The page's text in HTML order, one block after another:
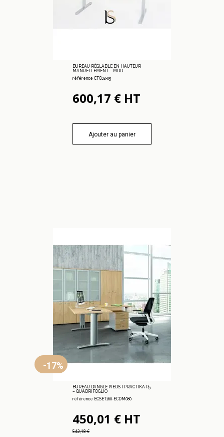
BUREAU RÉGLABLE EN HAUTEUR
MANUELLEMENT – MDD
référence CTC02-05
600,17 € HT
Ajouter au panier
-17%
BUREAU D’ANGLE PIEDS I PRACTIKA P5
– QUADRIFOGLIO
référence ECSET160-ECDM080
450,01 € HT
542,18 €